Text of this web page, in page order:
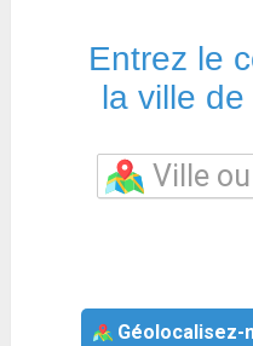
Entrez le
la ville
Géolocalisez-